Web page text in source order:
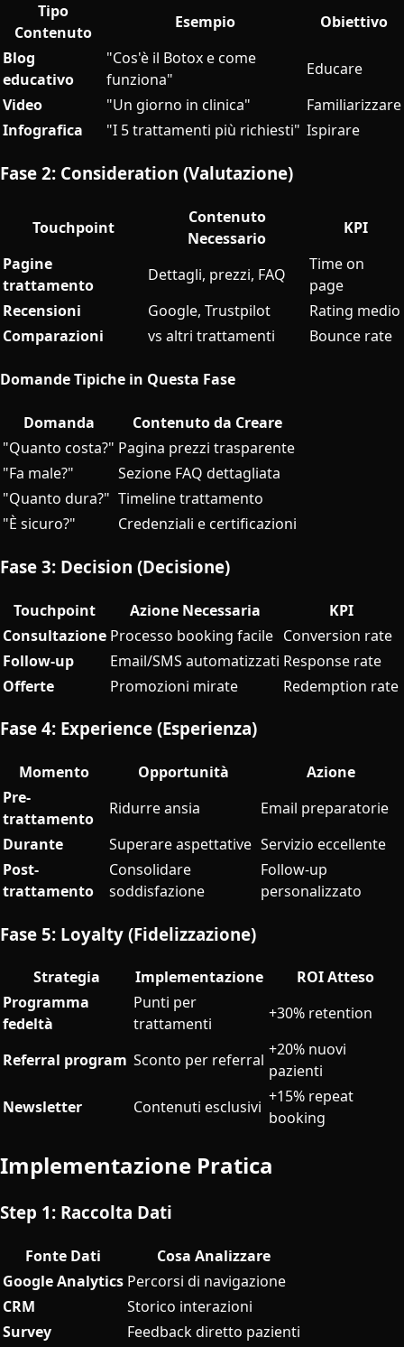
Tipo
Contenuto
Esempio
Obiettivo
Blog
educativo
"Cos'è il Botox e come
funziona"
Educare
Video
"Un giorno in clinica"
Familiarizzare
Infografica
"I 5 trattamenti più richiesti" Ispirare
Fase 2: Consideration (Valutazione)
Touchpoint
Contenuto
Necessario
KPI
Pagine
trattamento
Dettagli, prezzi, FAQ
Time on
page
Recensioni
Google, Trustpilot
Rating medio
Comparazioni
vs altri trattamenti Bounce rate
Domande Tipiche in Questa Fase
Domanda
Contenuto da Creare
"Quanto costa?" Pagina prezzi trasparente
"Fa male?"
Sezione FAQ dettagliata
"Quanto dura?" Timeline trattamento
"È sicuro?"
Credenziali e certificazioni
Fase 3: Decision (Decisione)
Touchpoint Azione Necessaria
KPI
Consultazione Processo booking facile Conversion rate
Follow-up
Email/SMS automatizzati Response rate
Offerte
Promozioni mirate Redemption rate
Fase 4: Experience (Esperienza)
Momento Opportunità
Azione
Pre-
trattamento
Ridurre ansia
Email preparatorie
Durante
Superare aspettative Servizio eccellente
Post-
trattamento
Consolidare
soddisfazione
Follow-up
personalizzato
Fase 5: Loyalty (Fidelizzazione)
Strategia Implementazione
ROI Atteso
Programma
fedeltà
Punti per
trattamenti
+30% retention
Referral program Sconto per referral
+20% nuovi
pazienti
Newsletter
Contenuti esclusivi
+15% repeat
booking
Implementazione Pratica
Step 1: Raccolta Dati
Fonte Dati
Cosa Analizzare
Google Analytics Percorsi di navigazione
CRM
Storico interazioni
Survey
Feedback diretto pazienti